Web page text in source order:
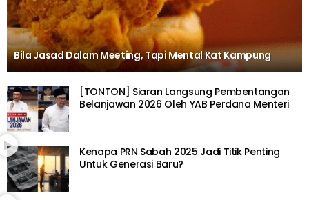
Bila Jasad Dalam Meeting, Tapi Mental Kat Kampung
[TONTON] Siaran Langsung Pembentangan
Belanjawan 2026 Oleh YAB Perdana Menteri
Kenapa PRN Sabah 2025 Jadi Titik Penting
Untuk Generasi Baru?